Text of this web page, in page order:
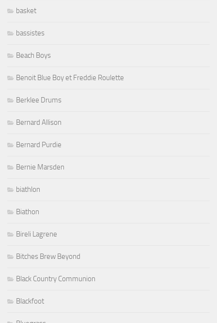
basket
bassistes
Beach Boys
Benoit Blue Boy et Freddie Roulette
Berklee Drums
Bernard Allison
Bernard Purdie
Bernie Marsden
biathlon
Biathon
Bireli Lagrene
Bitches Brew Beyond
Black Country Communion
Blackfoot